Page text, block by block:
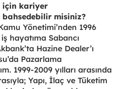
için kariyer
misiniz?
Yönetimi’nden 1996
hayatıma Sabancı
Hazine Dealer’ı
Pazarlama
1999-2009 yılları arasında
Yapı, İlaç ve Tüketim